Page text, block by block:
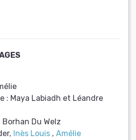
: Maya Labiadh et Léandre
Borhan Du Welz
Inès Louis , Amélie